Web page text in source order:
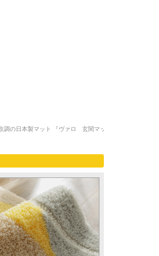
調の日本製マット 『ヴァロ 玄関マッ